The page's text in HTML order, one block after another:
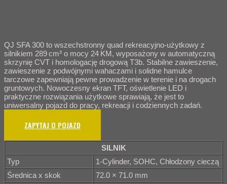
QJ SFA 300 to wszechstronny quad rekreacyjno‑użytkowy z
silnikiem 289 cm³ o mocy 24 KM, wyposażony w automatyczną
skrzynię CVT i homologację drogową T3b. Stabilne zawieszenie,
zawieszenie z podwójnymi wahaczami i solidne hamulce
tarczowe zapewniają pewne prowadzenie w terenie i na drogach
gruntowych. Nowoczesny ekran TFT, oświetlenie LED i
praktyczne rozwiązania użytkowe sprawiają, że jest to
uniwersalny pojazd do pracy, rekreacji i codziennych zadań.
ZAPYTAJ O POJAZD
SILNIK
Typ
1-Cylinder, SOHC, Chłodzony cieczą
Średnica x skok
72.0 × 71.0 mm